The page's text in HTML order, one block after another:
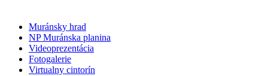
Muránsky hrad
NP Muránska planina
Videoprezentácia
Fotogalerie
Virtualny cintorín